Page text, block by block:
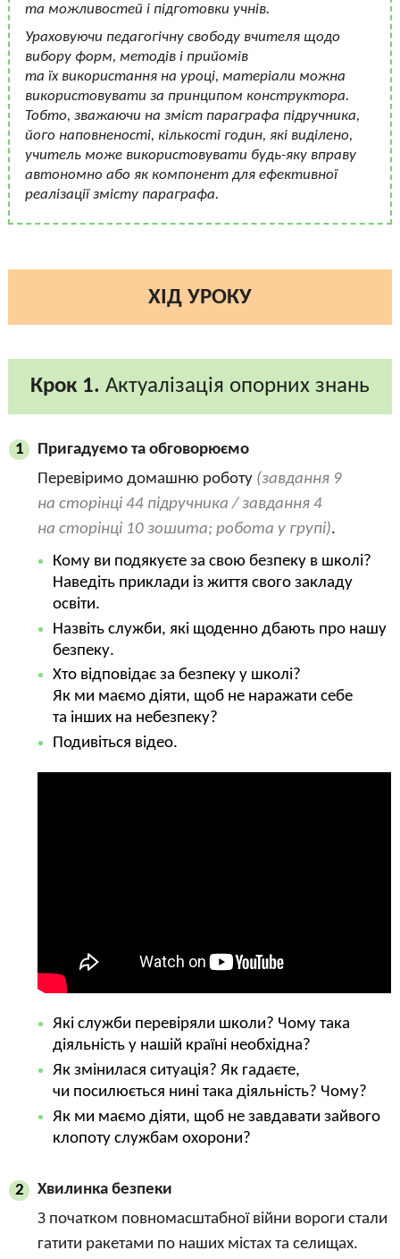
та можливостей і підготовки учнів.
Ураховуючи педагогічну свободу вчителя щодо
вибору форм, методів і прийомів
та їх використання на уроці, матеріали можна
використовувати за принципом конструктора.
Тобто, зважаючи на зміст параграфа підручника,
його наповненості, кількості годин, які виділено,
учитель може використовувати будь-яку вправу
автономно або як компонент для ефективної
реалізації змісту параграфа.
ХІД УРОКУ
Крок 1. Актуалізація опорних знань
1
Пригадуємо та обговорюємо
Перевіримо домашню роботу (завдання 9
на сторінці 44 підручника / завдання 4
на сторінці 10 зошита; робота у групі).
Кому ви подякуєте за свою безпеку в школі?
Наведіть приклади із життя свого закладу
освіти.
Назвіть служби, які щоденно дбають про нашу
безпеку.
Хто відповідає за безпеку у школі?
Як ми маємо діяти, щоб не наражати себе
та інших на небезпеку?
Подивіться відео.
Які служби перевіряли школи? Чому така
діяльність у нашій країні необхідна?
Як змінилася ситуація? Як гадаєте,
чи посилюється нині така діяльність? Чому?
Як ми маємо діяти, щоб не завдавати зайвого
клопоту службам охорони?
2
Хвилинка безпеки
З початком повномасштабної війни вороги стали
гатити ракетами по наших містах та селищах.